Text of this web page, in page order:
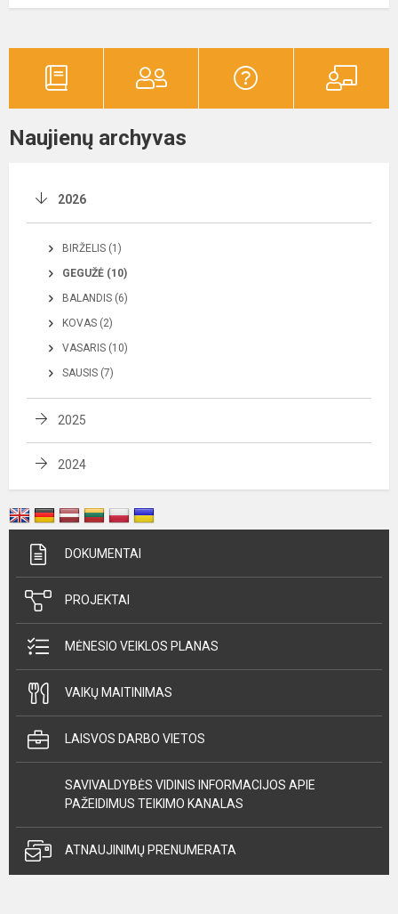
Naujienų archyvas
2026
BIRŽELIS (1)
GEGUŽĖ (10)
BALANDIS (6)
KOVAS (2)
VASARIS (10)
SAUSIS (7)
2025
2024
DOKUMENTAI
PROJEKTAI
MĖNESIO VEIKLOS PLANAS
VAIKŲ MAITINIMAS
LAISVOS DARBO VIETOS
SAVIVALDYBĖS VIDINIS INFORMACIJOS APIE
PAŽEIDIMUS TEIKIMO KANALAS
ATNAUJINIMŲ PRENUMERATA